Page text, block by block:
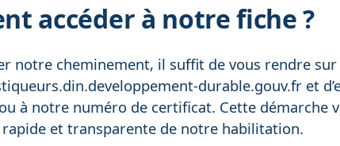
accéder à notre fiche ?
notre cheminement, il suffit de vous rendre sur
durable.gouv.fr et
à notre numéro de certificat. Cette démarche
et transparente de notre habilitation.